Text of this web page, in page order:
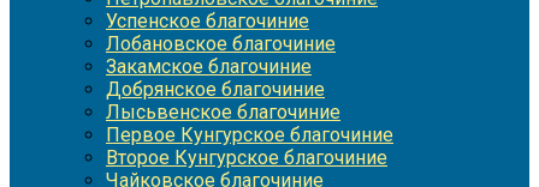
Успенское благочиние
Лобановское благочиние
Закамское благочиние
Добрянское благочиние
Лысьвенское благочиние
Первое Кунгурское благочиние
Второе Кунгурское благочиние
Чайковское благочиние